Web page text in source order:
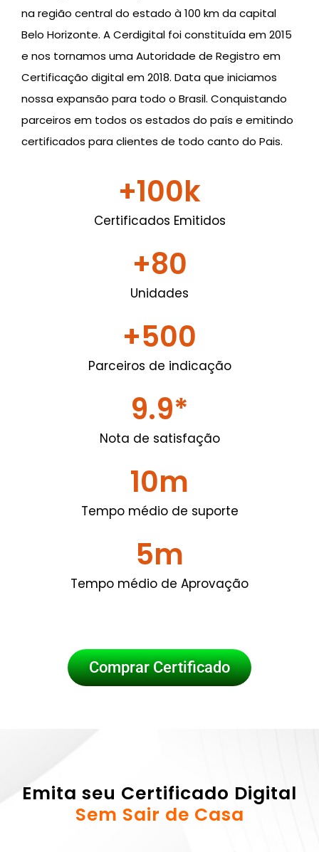
na região central do estado à 100 km da capital
Belo Horizonte. A Cerdigital foi constituída em 2015
e nos tornamos uma Autoridade de Registro em
Certificação digital em 2018. Data que iniciamos
nossa expansão para todo o Brasil. Conquistando
parceiros em todos os estados do país e emitindo
certificados para clientes de todo canto do Pais.
Certificados Emitidos
+100k
Unidades
+80
Parceiros de indicação
+500
Nota de satisfação
9.9*
Tempo médio de suporte
10m
Tempo médio de Aprovação
5m
Comprar Certificado
Emita seu Certificado Digital
Sem Sair de Casa